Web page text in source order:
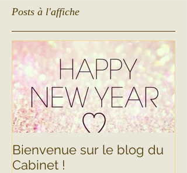
Posts à l'affiche
Bienvenue sur le blog du
Cabinet !